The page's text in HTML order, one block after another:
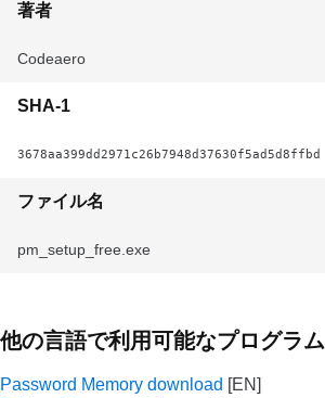
著者
Codeaero
SHA-1
3678aa399dd2971c26b7948d37630f5ad5d8ffbd
ファイル名
pm_setup_free.exe
他の言語で利用可能なプログラム
Password Memory download